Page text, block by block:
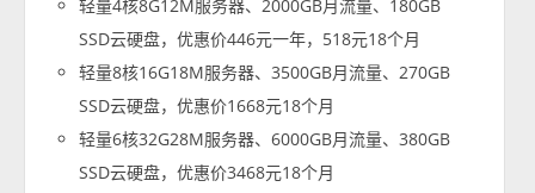
轻量4核8G12M服务器、2000GB月流量、180GB
SSD云硬盘，优惠价446元一年，518元18个月
轻量8核16G18M服务器、3500GB月流量、270GB
SSD云硬盘，优惠价1668元18个月
轻量6核32G28M服务器、6000GB月流量、380GB
SSD云硬盘，优惠价3468元18个月